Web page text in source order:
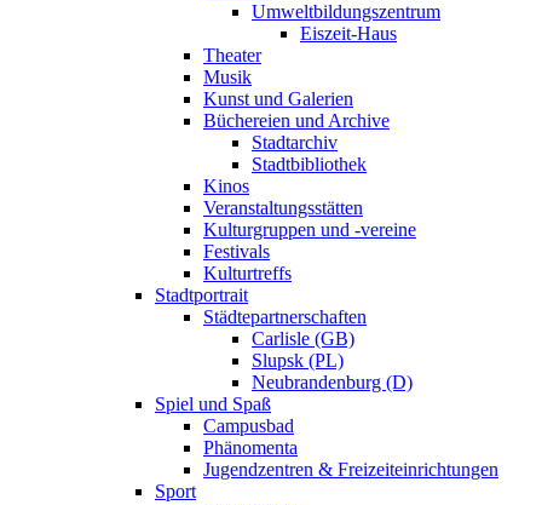
Umweltbildungszentrum
Eiszeit-Haus
Theater
Musik
Kunst und Galerien
Büchereien und Archive
Stadtarchiv
Stadtbibliothek
Kinos
Veranstaltungsstätten
Kulturgruppen und -vereine
Festivals
Kulturtreffs
Stadtportrait
Städtepartnerschaften
Carlisle (GB)
Slupsk (PL)
Neubrandenburg (D)
Spiel und Spaß
Campusbad
Phänomenta
Jugendzentren & Freizeiteinrichtungen
Sport